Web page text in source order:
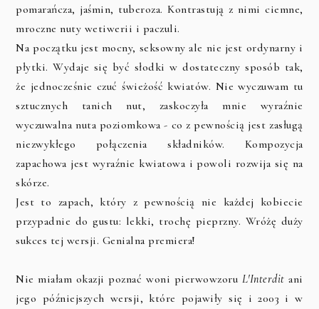
pomarańcza, jaśmin, tuberoza. Kontrastują z nimi ciemne,
mroczne nuty wetiwerii i paczuli.
Na początku jest mocny, seksowny ale nie jest ordynarny i
płytki. Wydaje się być słodki w dostateczny sposób tak,
że jednocześnie czuć świeżość kwiatów. Nie wyczuwam tu
sztucznych tanich nut, zaskoczyła mnie wyraźnie
wyczuwalna nuta poziomkowa - co z pewnością jest zasługą
niezwykłego połączenia składników. Kompozycja
zapachowa jest wyraźnie kwiatowa i powoli rozwija się na
skórze.
Jest to zapach, który z pewnością nie każdej kobiecie
przypadnie do gustu: lekki, trochę pieprzny. Wróżę duży
sukces tej wersji. Genialna premiera!
Nie miałam okazji poznać woni pierwowzoru L'Interdit ani
jego późniejszych wersji, które pojawiły się i 2003 i w